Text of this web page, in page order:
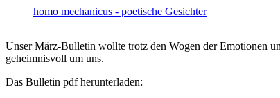
homo mechanicus - poetische Gesichter
Unser März-Bulletin wollte trotz den Wogen der Emotionen
geheimnisvoll um uns.
Das Bulletin pdf herunterladen: